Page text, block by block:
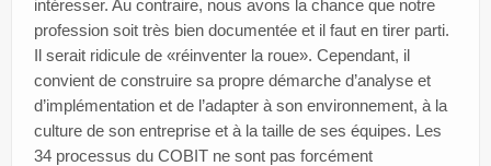
intéresser. Au contraire, nous avons la chance que notre
profession soit très bien documentée et il faut en tirer parti.
Il serait ridicule de «réinventer la roue». Cependant, il
convient de construire sa propre démarche d’analyse et
d’implémentation et de l’adapter à son environnement, à la
culture de son entreprise et à la taille de ses équipes. Les
34 processus du COBIT ne sont pas forcément